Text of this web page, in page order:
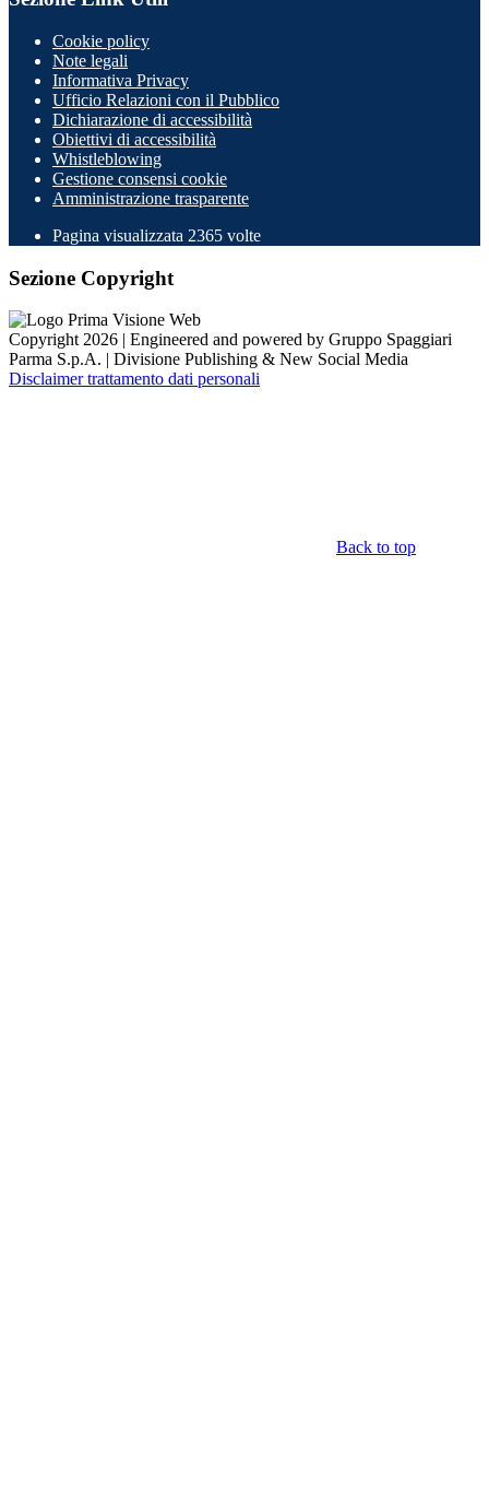
Cookie policy
Note legali
Informativa Privacy
Ufficio Relazioni con il Pubblico
Dichiarazione di accessibilità
Obiettivi di accessibilità
Whistleblowing
Gestione consensi cookie
Amministrazione trasparente
Pagina visualizzata 2365 volte
Sezione Copyright
Copyright 2026 | Engineered and powered by Gruppo Spaggiari
Parma S.p.A. | Divisione Publishing & New Social Media
Disclaimer trattamento dati personali
Back to top